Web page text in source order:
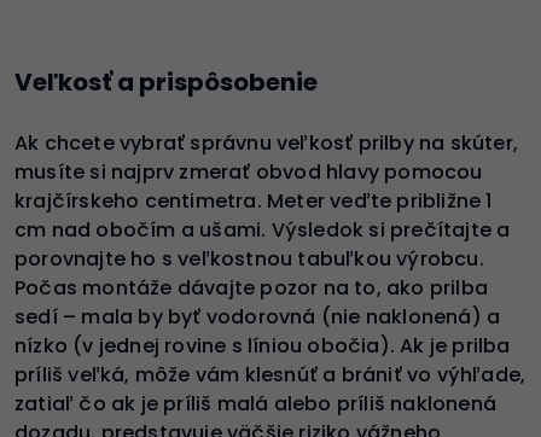
Veľkosť a prispôsobenie
Ak chcete vybrať správnu veľkosť prilby na skúter,
musíte si najprv zmerať obvod hlavy pomocou
krajčírskeho centimetra. Meter veďte približne 1
cm nad obočím a ušami. Výsledok si prečítajte a
porovnajte ho s veľkostnou tabuľkou výrobcu.
Počas montáže dávajte pozor na to, ako prilba
sedí – mala by byť vodorovná (nie naklonená) a
nízko (v jednej rovine s líniou obočia). Ak je prilba
príliš veľká, môže vám klesnúť a brániť vo výhľade,
zatiaľ čo ak je príliš malá alebo príliš naklonená